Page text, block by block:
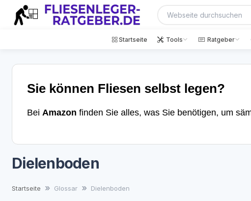
Startseite Tools Ratgeber
Sie können Fliesen selbst legen?
Bei Amazon finden Sie alles, was Sie benötigen, um
Dielenboden
Startseite Glossar Dielenboden